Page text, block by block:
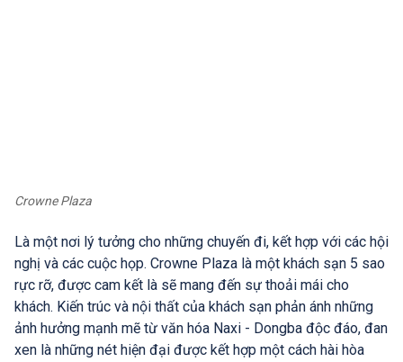
Crowne Plaza
Là một nơi lý tưởng cho những chuyến đi, kết hợp với các hội
nghị và các cuộc họp. Crowne Plaza là một khách sạn 5 sao
rực rỡ, được cam kết là sẽ mang đến sự thoải mái cho
khách. Kiến trúc và nội thất của khách sạn phản ánh những
ảnh hưởng mạnh mẽ từ văn hóa Naxi - Dongba độc đáo, đan
xen là những nét hiện đại được kết hợp một cách hài hòa